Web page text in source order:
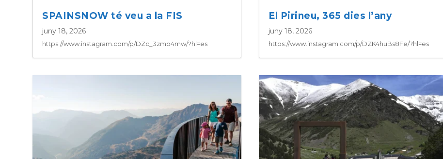
SPAINSNOW té veu a la FIS
juny 18, 2026
https://www.instagram.com/p/DZc_3zmo4mw/?hl=es
El Pirineu, 365 dies l’any
juny 18, 2026
https://www.instagram.com/p/DZK4huBs8Fe/?hl=es